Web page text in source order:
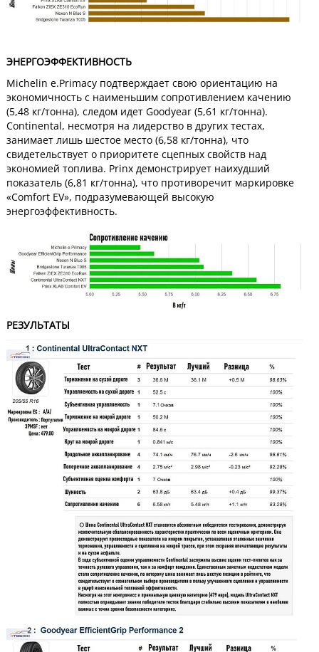
ЭНЕРГОЭФФЕКТИВНОСТЬ
Michelin e.Primacy подтверждает свою ориентацию на
экономичность с наименьшим сопротивлением качению
(5,48 кг/тонна), следом идет Goodyear (5,61 кг/тонна).
Continental, несмотря на лидерство в других тестах,
занимает лишь шестое место (6,58 кг/тонна), что
свидетельствует о приоритете сцепных свойств над
экономией топлива. Prinx демонстрирует наихудший
показатель (6,81 кг/тонна), что противоречит маркировке
«Comfort EV», подразумевающей высокую
энергоэффективность.
РЕЗУЛЬТАТЫ